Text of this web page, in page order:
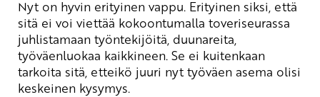
Nyt on hyvin erityinen vappu. Erityinen siksi, että
sitä ei voi viettää kokoontumalla toveriseurassa
juhlistamaan työntekijöitä, duunareita,
työväenluokaa kaikkineen. Se ei kuitenkaan
tarkoita sitä, etteikö juuri nyt työväen asema olisi
keskeinen kysymys.